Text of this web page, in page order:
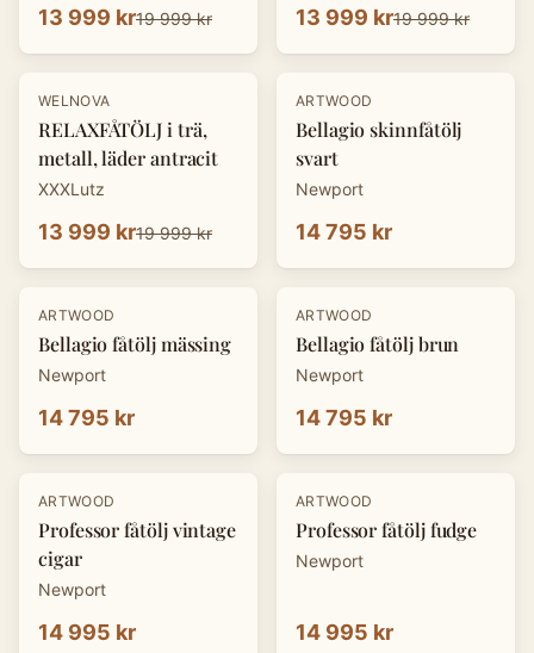
13 999 kr19 999 kr 13 999 kr19 999 kr
-30 %
WELNOVA
RELAXFÅTÖLJ i trä,
metall, läder antracit
XXXLutz
13 999 kr19 999 kr
ARTWOOD
Bellagio skinnfåtölj
svart
Newport
14 795 kr
ARTWOOD
Bellagio fåtölj mässing
Newport
14 795 kr
ARTWOOD
Bellagio fåtölj brun
Newport
14 795 kr
ARTWOOD
Professor fåtölj vintage
cigar
Newport
14 995 kr
ARTWOOD
Professor fåtölj fudge
Newport
14 995 kr